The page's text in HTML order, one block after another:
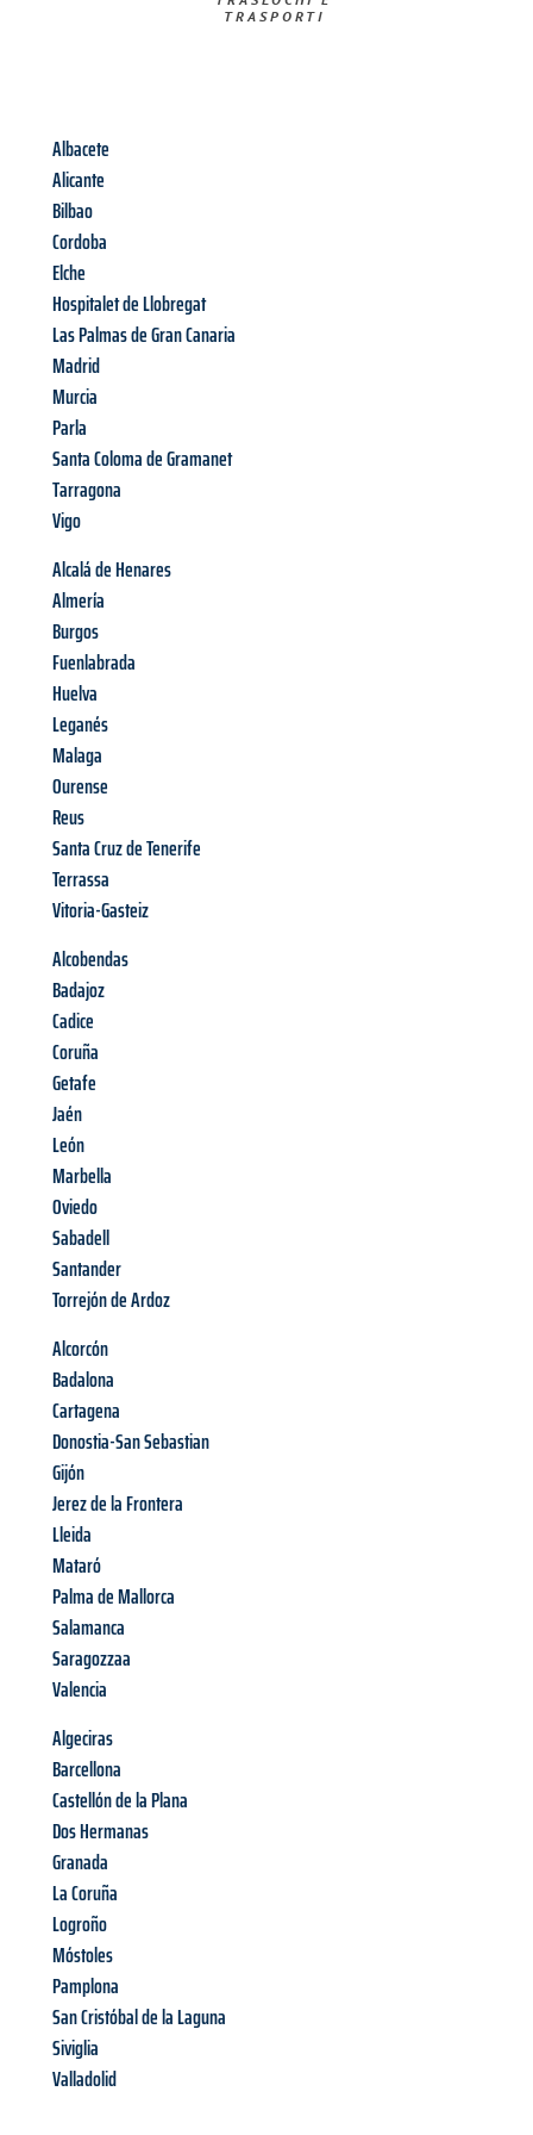
TRASPORTI​
Albacete
Alicante
Bilbao
Cordoba
Elche
Hospitalet de Llobregat
Las Palmas de Gran Canaria
Madrid
Murcia
Parla
Santa Coloma de Gramanet
Tarragona
Vigo
Alcalá de Henares
Almería
Burgos
Fuenlabrada
Huelva
Leganés
Malaga
Ourense
Reus
Santa Cruz de Tenerife
Terrassa
Vitoria-Gasteiz
Alcobendas
Badajoz
Cadice
Coruña
Getafe
Jaén
León
Marbella
Oviedo
Sabadell
Santander
Torrejón de Ardoz
Alcorcón
Badalona
Cartagena
Donostia-San Sebastian
Gijón
Jerez de la Frontera
Lleida
Mataró
Palma de Mallorca
Salamanca
Saragozzaa
Valencia
Algeciras
Barcellona
Castellón de la Plana
Dos Hermanas
Granada
La Coruña
Logroño
Móstoles
Pamplona
San Cristóbal de la Laguna
Siviglia
Valladolid